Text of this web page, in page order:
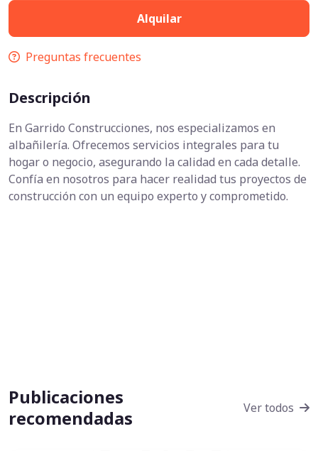
Alquilar
Preguntas frecuentes
Descripción
En Garrido Construcciones, nos especializamos en
albañilería. Ofrecemos servicios integrales para tu
hogar o negocio, asegurando la calidad en cada detalle.
Confía en nosotros para hacer realidad tus proyectos de
construcción con un equipo experto y comprometido.
Publicaciones
recomendadas
Ver todos